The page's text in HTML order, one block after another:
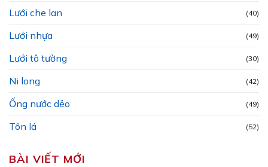
Lưới che lan (40)
Lưới nhựa (49)
Lưới tô tường (30)
Ni long (42)
Ống nước dẻo (49)
Tôn lá (52)
BÀI VIẾT MỚI